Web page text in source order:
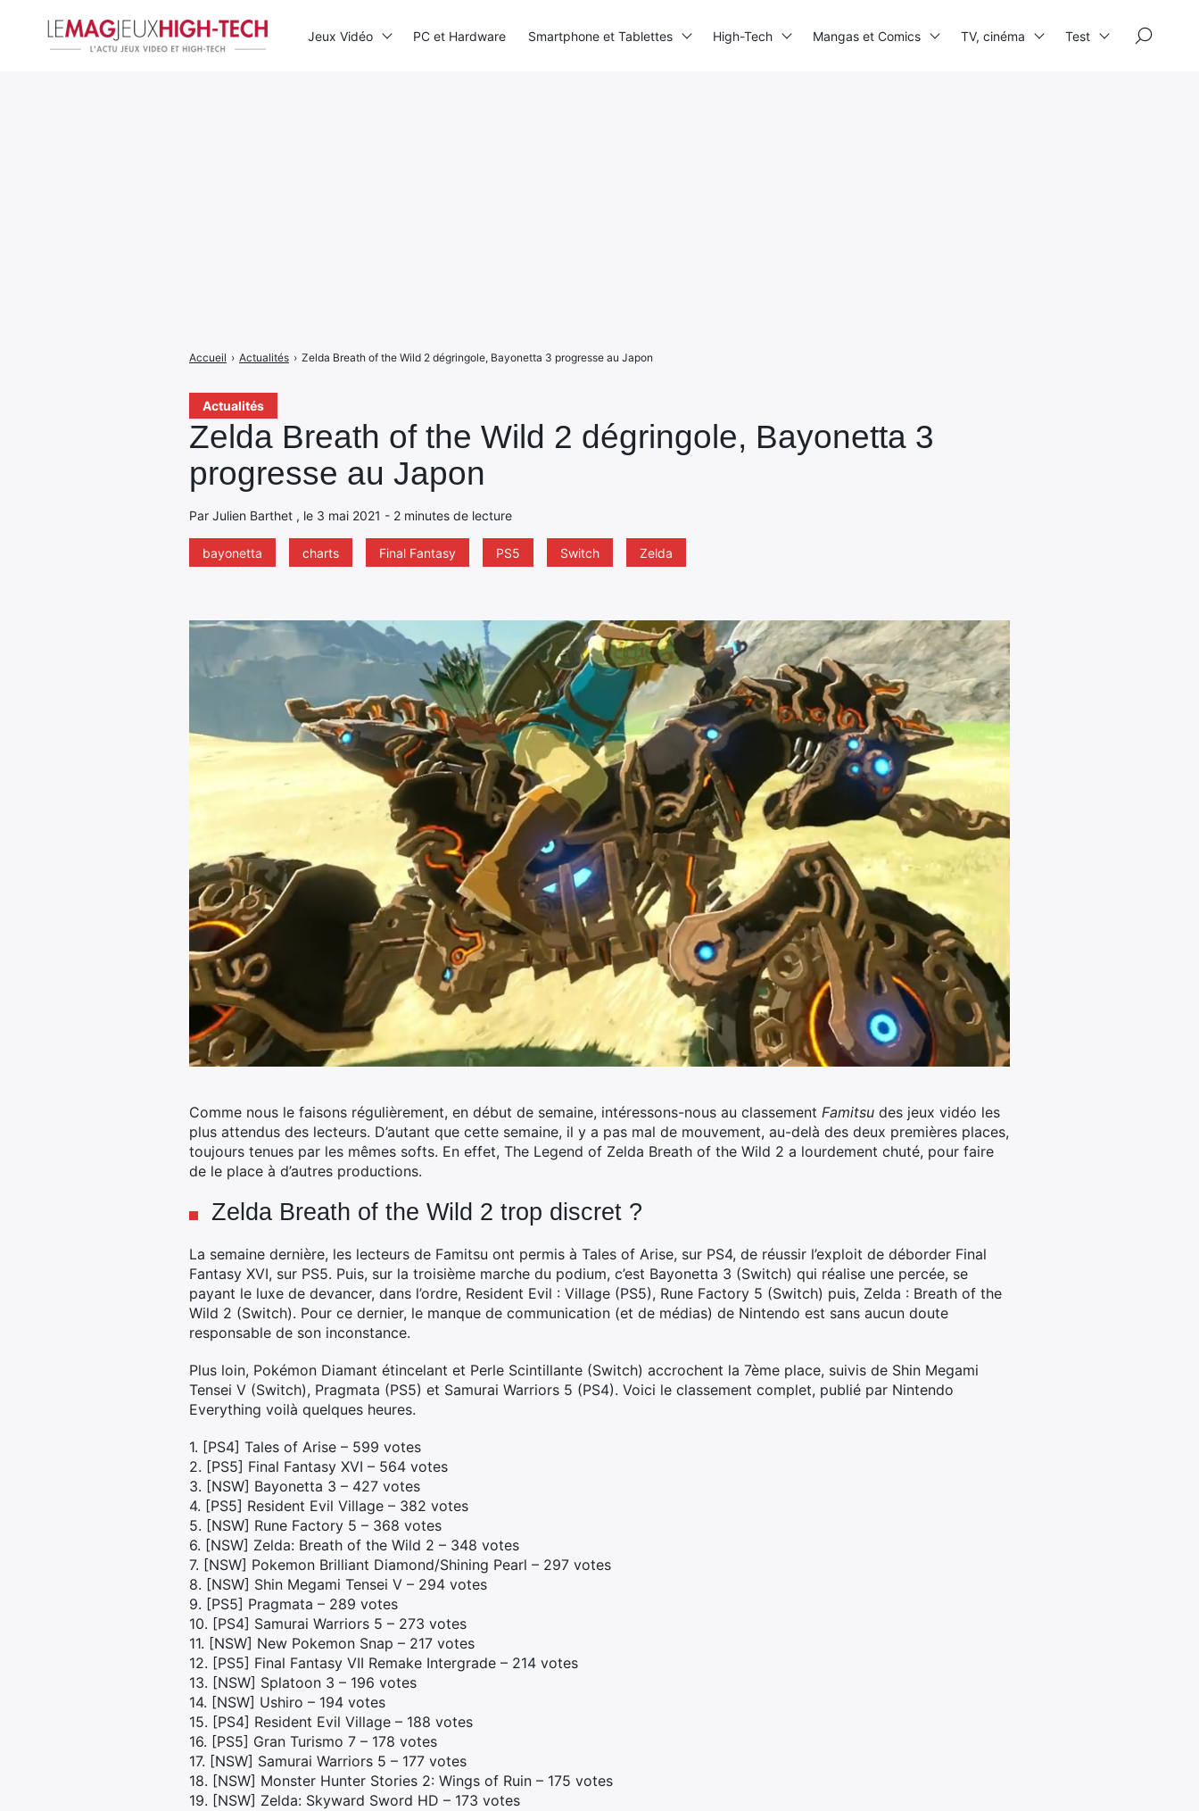
Actualités
Zelda Breath of the Wild 2 dégringole, Bayonetta 3
progresse au Japon
Par Julien Barthet , le 3 mai 2021 - 2 minutes de lecture
bayonetta charts Final Fantasy PS5 Switch Zelda
Accueil › Actualités › Zelda Breath of the Wild 2 dégringole, Bayonetta 3 progresse au Japon
Comme nous le faisons régulièrement, en début de semaine, intéressons-nous au classement Famitsu des jeux vidéo les
plus attendus des lecteurs. D’autant que cette semaine, il y a pas mal de mouvement, au-delà des deux premières places,
toujours tenues par les mêmes softs. En effet, The Legend of Zelda Breath of the Wild 2 a lourdement chuté, pour faire
de le place à d’autres productions.
Zelda Breath of the Wild 2 trop discret ?
La semaine dernière, les lecteurs de Famitsu ont permis à Tales of Arise, sur PS4, de réussir l’exploit de déborder Final
Fantasy XVI, sur PS5. Puis, sur la troisième marche du podium, c’est Bayonetta 3 (Switch) qui réalise une percée, se
payant le luxe de devancer, dans l’ordre, Resident Evil : Village (PS5), Rune Factory 5 (Switch) puis, Zelda : Breath of the
Wild 2 (Switch). Pour ce dernier, le manque de communication (et de médias) de Nintendo est sans aucun doute
responsable de son inconstance.
Plus loin, Pokémon Diamant étincelant et Perle Scintillante (Switch) accrochent la 7ème place, suivis de Shin Megami
Tensei V (Switch), Pragmata (PS5) et Samurai Warriors 5 (PS4). Voici le classement complet, publié par Nintendo
Everything voilà quelques heures.
1. [PS4] Tales of Arise – 599 votes
2. [PS5] Final Fantasy XVI – 564 votes
3. [NSW] Bayonetta 3 – 427 votes
4. [PS5] Resident Evil Village – 382 votes
5. [NSW] Rune Factory 5 – 368 votes
6. [NSW] Zelda: Breath of the Wild 2 – 348 votes
7. [NSW] Pokemon Brilliant Diamond/Shining Pearl – 297 votes
8. [NSW] Shin Megami Tensei V – 294 votes
9. [PS5] Pragmata – 289 votes
10. [PS4] Samurai Warriors 5 – 273 votes
11. [NSW] New Pokemon Snap – 217 votes
12. [PS5] Final Fantasy VII Remake Intergrade – 214 votes
13. [NSW] Splatoon 3 – 196 votes
14. [NSW] Ushiro – 194 votes
15. [PS4] Resident Evil Village – 188 votes
16. [PS5] Gran Turismo 7 – 178 votes
17. [NSW] Samurai Warriors 5 – 177 votes
18. [NSW] Monster Hunter Stories 2: Wings of Ruin – 175 votes
19. [NSW] Zelda: Skyward Sword HD – 173 votes
Jeux Vidéo PC et Hardware Smartphone et Tablettes High-Tech Mangas et Comics TV, cinéma Test